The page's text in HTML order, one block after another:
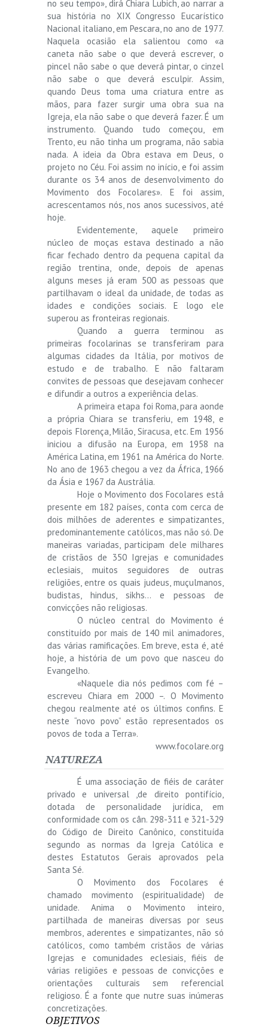
no seu tempo», dirá Chiara Lubich, ao narrar a
sua história no XIX Congresso Eucarístico
Nacional italiano, em Pescara, no ano de 1977.
Naquela ocasião ela salientou como «a
caneta não sabe o que deverá escrever, o
pincel não sabe o que deverá pintar, o cinzel
não sabe o que deverá esculpir. Assim,
quando Deus toma uma criatura entre as
mãos, para fazer surgir uma obra sua na
Igreja, ela não sabe o que deverá fazer. É um
instrumento. Quando tudo começou, em
Trento, eu não tinha um programa, não sabia
nada. A ideia da Obra estava em Deus, o
projeto no Céu. Foi assim no início, e foi assim
durante os 34 anos de desenvolvimento do
Movimento dos Focolares». E foi assim,
acrescentamos nós, nos anos sucessivos, até
hoje.
Evidentemente, aquele primeiro
núcleo de moças estava destinado a não
ficar fechado dentro da pequena capital da
região trentina, onde, depois de apenas
alguns meses já eram 500 as pessoas que
partilhavam o ideal da unidade, de todas as
idades e condições sociais. E logo ele
superou as fronteiras regionais.
Quando a guerra terminou as
primeiras focolarinas se transferiram para
algumas cidades da Itália, por motivos de
estudo e de trabalho. E não faltaram
convites de pessoas que desejavam conhecer
e difundir a outros a experiência delas.
A primeira etapa foi Roma, para aonde
a própria Chiara se transferiu, em 1948, e
depois Florença, Milão, Siracusa, etc. Em 1956
iniciou a difusão na Europa, em 1958 na
América Latina, em 1961 na América do Norte.
No ano de 1963 chegou a vez da África, 1966
da Ásia e 1967 da Austrália.
Hoje o Movimento dos Focolares está
presente em 182 países, conta com cerca de
dois milhões de aderentes e simpatizantes,
predominantemente católicos, mas não só. De
maneiras variadas, participam dele milhares
de cristãos de 350 Igrejas e comunidades
eclesiais, muitos seguidores de outras
religiões, entre os quais judeus, muçulmanos,
budistas, hindus, sikhs… e pessoas de
convicções não religiosas.
O núcleo central do Movimento é
constituído por mais de 140 mil animadores,
das várias ramificações. Em breve, esta é, até
hoje, a história de um povo que nasceu do
Evangelho.
«Naquele dia nós pedimos com fé –
escreveu Chiara em 2000 –. O Movimento
chegou realmente até os últimos confins. E
neste “novo povo” estão representados os
povos de toda a Terra».
www.focolare.org
NATUREZA
É uma associação de fiéis de caráter
privado e universal ,de direito pontifício,
dotada de personalidade jurídica, em
conformidade com os cân. 298-311 e 321-329
do Código de Direito Canônico, constituída
segundo as normas da Igreja Católica e
destes Estatutos Gerais aprovados pela
Santa Sé.
O Movimento dos Focolares é
chamado movimento (espiritualidade) de
unidade. Anima o Movimento inteiro,
partilhada de maneiras diversas por seus
membros, aderentes e simpatizantes, não só
católicos, como também cristãos de várias
Igrejas e comunidades eclesiais, fiéis de
várias religiões e pessoas de convicções e
orientações culturais sem referencial
religioso. É a fonte que nutre suas inúmeras
concretizações.
OBJETIVOS